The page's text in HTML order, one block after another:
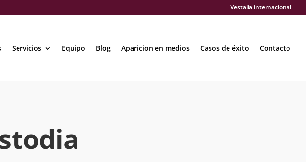
Vestalia internacional
Servicios Equipo Blog Aparicion en medios Casos de éxito Contacto